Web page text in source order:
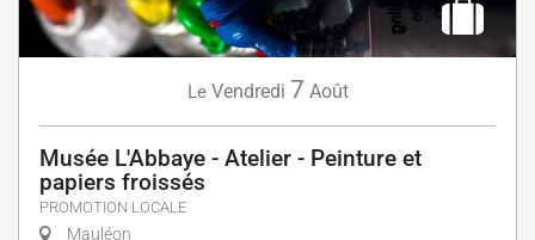
Le Vendredi 7 Août
Musée L'Abbaye - Atelier - Peinture et
papiers froissés
PROMOTION LOCALE
Mauléon